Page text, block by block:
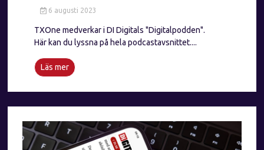
6 augusti 2023
TXOne medverkar i DI Digitals "Digitalpodden".
Här kan du lyssna på hela podcastavsnittet....
Läs mer